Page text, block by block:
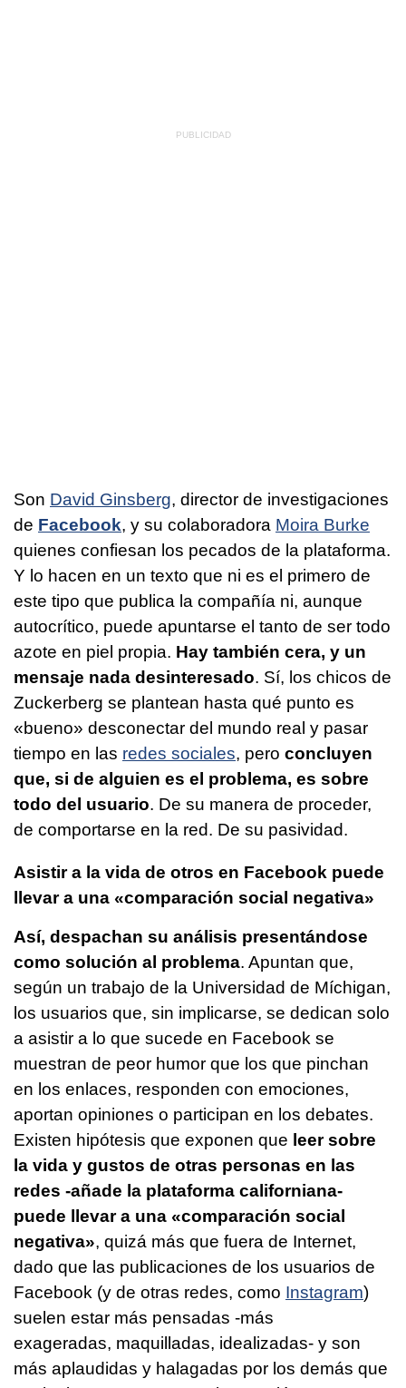
Son David Ginsberg, director de investigaciones
de Facebook, y su colaboradora Moira Burke
quienes confiesan los pecados de la plataforma.
Y lo hacen en un texto que ni es el primero de
este tipo que publica la compañía ni, aunque
autocrítico, puede apuntarse el tanto de ser todo
azote en piel propia. Hay también cera, y un
mensaje nada desinteresado. Sí, los chicos de
Zuckerberg se plantean hasta qué punto es
«bueno» desconectar del mundo real y pasar
tiempo en las redes sociales, pero concluyen
que, si de alguien es el problema, es sobre
todo del usuario. De su manera de proceder,
de comportarse en la red. De su pasividad.
Asistir a la vida de otros en Facebook puede
llevar a una «comparación social negativa»
Así, despachan su análisis presentándose
como solución al problema. Apuntan que,
según un trabajo de la Universidad de Míchigan,
los usuarios que, sin implicarse, se dedican solo
a asistir a lo que sucede en Facebook se
muestran de peor humor que los que pinchan
en los enlaces, responden con emociones,
aportan opiniones o participan en los debates.
Existen hipótesis que exponen que leer sobre
la vida y gustos de otras personas en las
redes -añade la plataforma californiana-
puede llevar a una «comparación social
negativa», quizá más que fuera de Internet,
dado que las publicaciones de los usuarios de
Facebook (y de otras redes, como Instagram)
suelen estar más pensadas -más
exageradas, maquilladas, idealizadas- y son
más aplaudidas y halagadas por los demás que